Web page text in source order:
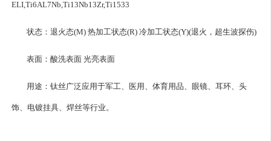
ELI,Ti6AL7Nb,Ti13Nb13Zr,Ti1533
状态：退火态(M) 热加工状态(R) 冷加工状态(Y)(退火，超生波探伤)
表面：酸洗表面 光亮表面
用途：钛丝广泛应用于军工、医用、体育用品、眼镜、耳环、头
饰、电镀挂具、焊丝等行业。